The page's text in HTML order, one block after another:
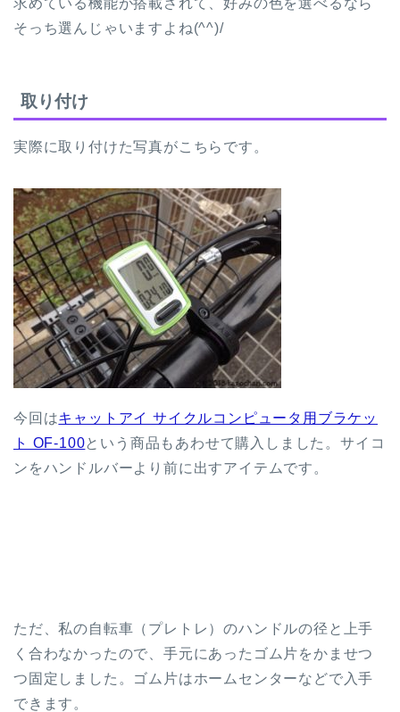
そっち選んじゃいますよね(^^)/
取り付け
実際に取り付けた写真がこちらです。
今回はキャットアイ サイクルコンピュータ用ブラケッ
ト OF-100という商品もあわせて購入しました。サイコ
ンをハンドルバーより前に出すアイテムです。
ただ、私の自転車（プレトレ）のハンドルの径と上手
く合わなかったので、手元にあったゴム片をかませつ
つ固定しました。ゴム片はホームセンターなどで入手
できます。